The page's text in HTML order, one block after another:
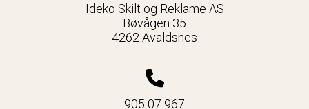
Ideko Skilt og Reklame AS
Bøvågen 35
4262 Avaldsnes
905 07 967